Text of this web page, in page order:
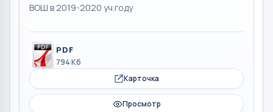
ВОШ в 2019-2020 уч.году
PDF
794 Кб
Карточка
Просмотр